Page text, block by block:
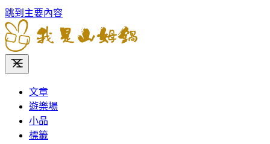
跳到主要內容
文章
遊樂場
小品
標籤